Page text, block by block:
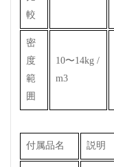
較
密
度
範
囲
10〜14kg /
m3
付属品名 説明